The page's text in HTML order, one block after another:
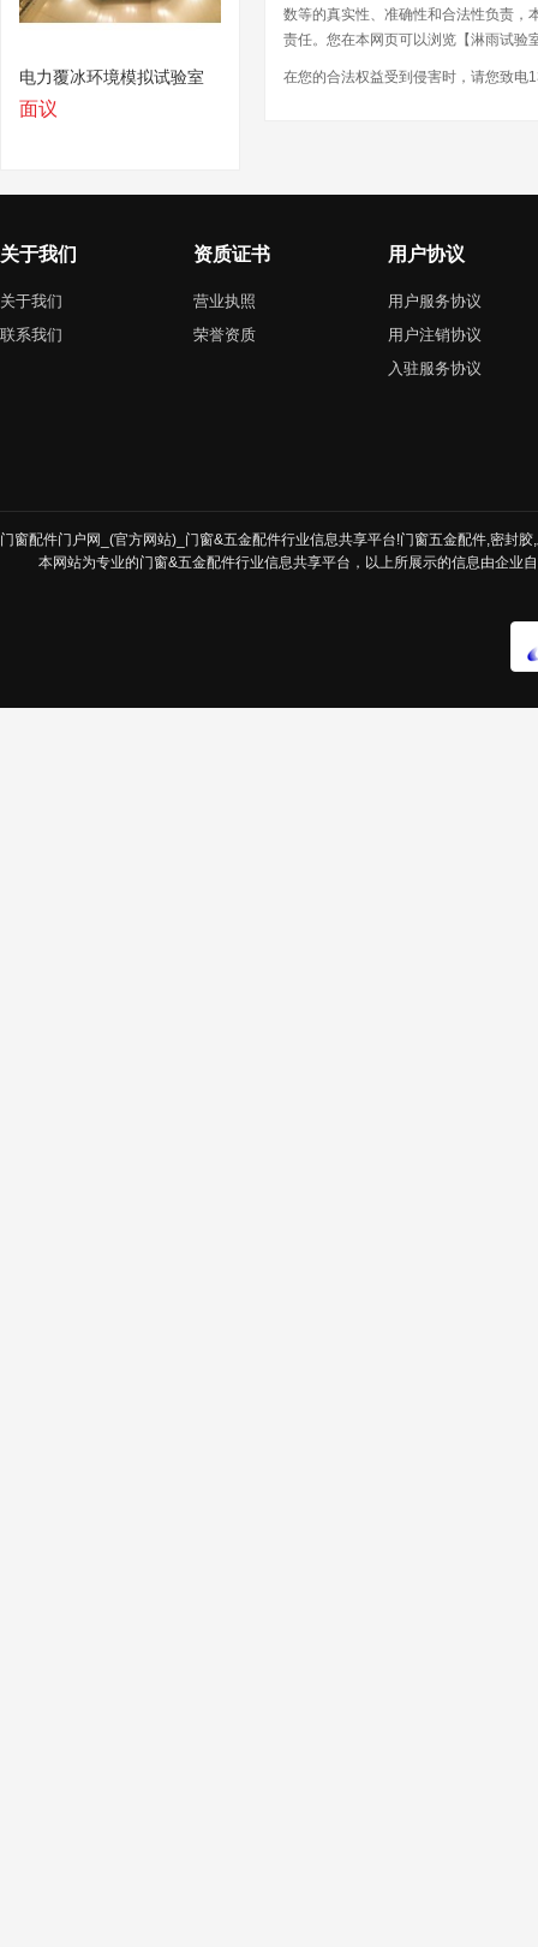
电力覆冰环境模拟试验室
面议
数等的真实性、准确性和合法性负责，
责任。您在本网页可以浏览【淋雨试验
在您的合法权益受到侵害时，请您致
关于我们
关于我们
联系我们
资质证书
营业执照
荣誉资质
用户协议
用户服务协议
用户注销协议
入驻服务协议
门窗配件门户网_(官方网站)_门窗&五金配件行业信息共享平台!门窗五金配件,密封
本网站为专业的门窗&五金配件行业信息共享平台，以上所展示的信息由企业